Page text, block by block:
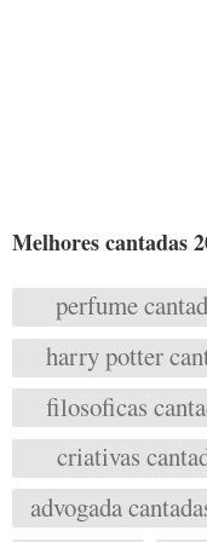
Melhores cantadas
perfume
harry potter
filosoficas
criativas
advogada